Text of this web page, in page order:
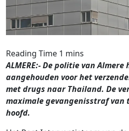
ALMERE:- De politie van
aangehouden voor het
met drugs naar Thailand. De
maximale gevangenisstraf
hoofd.